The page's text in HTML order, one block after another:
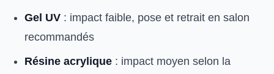
Gel UV : impact faible, pose et retrait en salon
recommandés
Résine acrylique : impact moyen selon la